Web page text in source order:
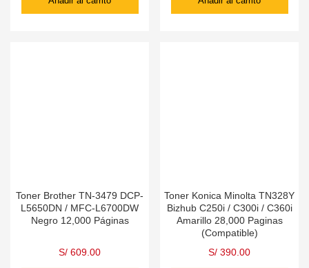
Toner Brother TN-3479 DCP-
L5650DN / MFC-L6700DW
Negro 12,000 Páginas
S/ 609.00
Toner Konica Minolta TN328Y
Bizhub C250i / C300i / C360i
Amarillo 28,000 Paginas
(Compatible)
S/ 390.00